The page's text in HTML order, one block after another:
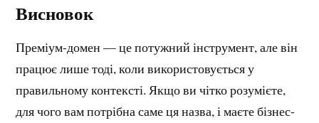
Висновок
Преміум-домен — це потужний інструмент, але він
працює лише тоді, коли використовується у
правильному контексті. Якщо ви чітко розумієте,
для чого вам потрібна саме ця назва, і маєте бізнес-